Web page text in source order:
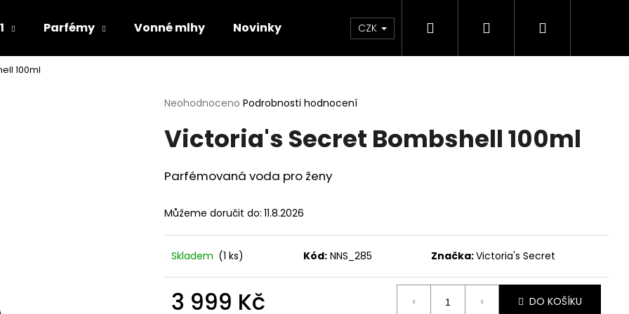
Parfémy Vonné mlhy Novinky Pleť Dárkové Balení
CZK Hledat PřihlášeníNákupní
100ml
Průměrné
produktu
je
z
5
Neohodnoceno Podrobnosti hodnocení
Victoria's Secret Bombshell 100ml
Parfémovaná voda pro ženy
Můžeme doručit do: 11.8.2026
Skladem (1 ks) Kód: NNS_285 Značka:Victoria's Secret
3 999 Kč DO KOŠÍKU
Co potřebujete najít?
HLEDAT
Následující